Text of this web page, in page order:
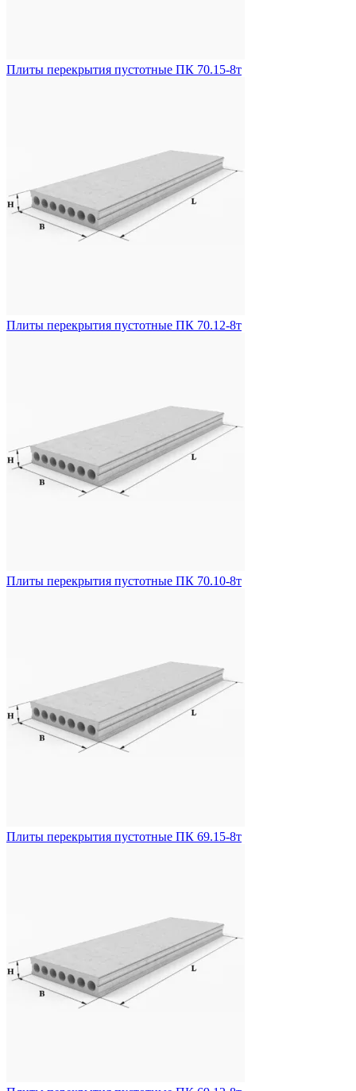
Плиты перекрытия пустотные ПК 70.15-8т
Плиты перекрытия пустотные ПК 70.12-8т
Плиты перекрытия пустотные ПК 70.10-8т
Плиты перекрытия пустотные ПК 69.15-8т